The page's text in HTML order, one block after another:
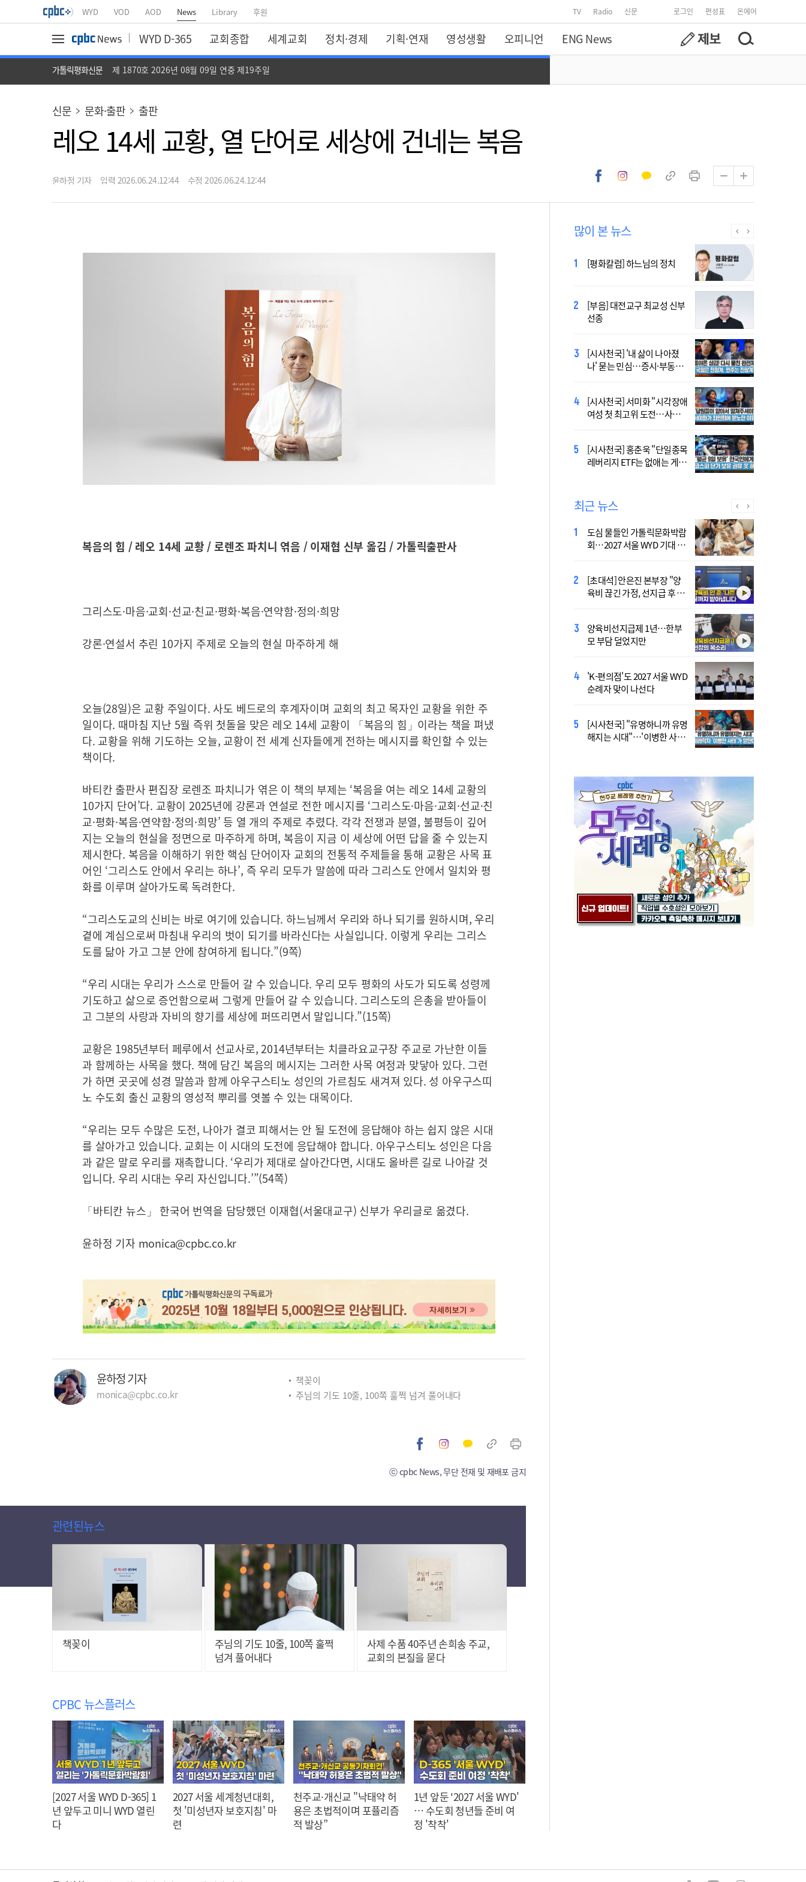
WYD VOD AOD News Library 후원 TV Radio 신문 로그인 편성표 온에어
WYD D-365 교회종합 세계교회 정치·경제 기획·연재 영성생활 오피니언 ENG News
가톨릭평화신문 제 1870호 2026년 08월 09일 연중 제19주일
신문 문화·출판 출판
레오 14세 교황, 열 단어로 세상에 건네는 복음
윤하정 기자 입력 2026.06.24.12:44 수정 2026.06.24.12:44
복음의 힘 / 레오 14세 교황 / 로렌조 파치니 엮음 / 이재협 신부 옮김 / 가톨릭출판사
그리스도·마음·교회·선교·친교·평화·복음·연약함·정의·희망
강론·연설서 추린 10가지 주제로 오늘의 현실 마주하게 해
오늘(28일)은 교황 주일이다. 사도 베드로의 후계자이며 교회의 최고 목자인 교황을 위한 주
일이다. 때마침 지난 5월 즉위 첫돌을 맞은 레오 14세 교황이 「복음의 힘」이라는 책을 펴냈
다. 교황을 위해 기도하는 오늘, 교황이 전 세계 신자들에게 전하는 메시지를 확인할 수 있는
책이다.
바티칸 출판사 편집장 로렌조 파치니가 엮은 이 책의 부제는 ‘복음을 여는 레오 14세 교황의
10가지 단어’다. 교황이 2025년에 강론과 연설로 전한 메시지를 ‘그리스도·마음·교회·선교·친
교·평화·복음·연약함·정의·희망’ 등 열 개의 주제로 추렸다. 각각 전쟁과 분열, 불평등이 깊어
지는 오늘의 현실을 정면으로 마주하게 하며, 복음이 지금 이 세상에 어떤 답을 줄 수 있는지
제시한다. 복음을 이해하기 위한 핵심 단어이자 교회의 전통적 주제들을 통해 교황은 사목 표
어인 ‘그리스도 안에서 우리는 하나’, 즉 우리 모두가 말씀에 따라 그리스도 안에서 일치와 평
화를 이루며 살아가도록 독려한다.
“그리스도교의 신비는 바로 여기에 있습니다. 하느님께서 우리와 하나 되기를 원하시며, 우리
곁에 계심으로써 마침내 우리의 벗이 되기를 바라신다는 사실입니다. 이렇게 우리는 그리스
도를 닮아 가고 그분 안에 참여하게 됩니다.”(9쪽)
“우리 시대는 우리가 스스로 만들어 갈 수 있습니다. 우리 모두 평화의 사도가 되도록 성령께
기도하고 삶으로 증언함으로써 그렇게 만들어 갈 수 있습니다. 그리스도의 은총을 받아들이
고 그분의 사랑과 자비의 향기를 세상에 퍼뜨리면서 말입니다.”(15쪽)
교황은 1985년부터 페루에서 선교사로, 2014년부터는 치클라요교구장 주교로 가난한 이들
과 함께하는 사목을 했다. 책에 담긴 복음의 메시지는 그러한 사목 여정과 맞닿아 있다. 그런
가 하면 곳곳에 성경 말씀과 함께 아우구스티노 성인의 가르침도 새겨져 있다. 성 아우구스띠
노 수도회 출신 교황의 영성적 뿌리를 엿볼 수 있는 대목이다.
“우리는 모두 수많은 도전, 나아가 결코 피해서는 안 될 도전에 응답해야 하는 쉽지 않은 시대
를 살아가고 있습니다. 교회는 이 시대의 도전에 응답해야 합니다. 아우구스티노 성인은 다음
과 같은 말로 우리를 재촉합니다. ‘우리가 제대로 살아간다면, 시대도 올바른 길로 나아갈 것
입니다. 우리 시대는 우리 자신입니다.’”(54쪽)
「바티칸 뉴스」 한국어 번역을 담당했던 이재협(서울대교구) 신부가 우리글로 옮겼다.
윤하정 기자 monica@cpbc.co.kr
윤하정 기자
monica@cpbc.co.kr
책꽂이
주님의 기도 10줄, 100쪽 훌쩍 넘겨 풀어내다
ⓒ cpbc News, 무단 전재 및 재배포 금지
관련된뉴스
책꽂이
주님의 기도 10줄, 100쪽 훌쩍
넘겨 풀어내다
사제 수품 40주년 손희송 주교,
교회의 본질을 묻다
CPBC 뉴스플러스
[2027 서울 WYD D-365] 1
년 앞두고 미니 WYD 열린
다
2027 서울 세계청년대회,
첫 '미성년자 보호지침' 마
련
천주교·개신교 "낙태약 허
용은 초법적이며 포퓰리즘
적 발상”
1년 앞둔 '2027 서울 WYD'
… 수도회 청년들 준비 여
정 '착착'
많이 본 뉴스
[평화칼럼] 하느님의 정치
[부음] 대전교구 최교성 신부
선종
[시사천국] '내 삶이 나아졌
나' 묻는 민심…증시·부동산
[시사천국] 서미화 "시각장애
여성 첫 최고위 도전…사회
[시사천국] 홍춘욱 "단일종목
레버리지 ETF는 없애는 게 맞
2027 서울 WYD 공식 주제가
오늘 공개…한국인 곡 선정
2027 서울 세계청년대회 주
제가 공개…희망의 선율 울
대전신학교 유학 사제, 중국
최연소 주교 됐다
433곡 뚫은 한국 청년의 노
래…2027 서울 WYD 공식 주
[시사천국] 서범수 '돌려차기'
발언 파장…"사석에서도 안
최근 뉴스
도심 물들인 가톨릭문화박람
회…2027 서울 WYD 기대 높
[초대석] 안은진 본부장 "양
육비 끊긴 가정, 선지급 후 아
양육비선지급제 1년…한부
모 부담 덜었지만
'K-편의점'도 2027 서울 WYD
순례자 맞이 나선다
[시사천국] "유명하니까 유명
해지는 시대"…'이병한 사
[시사천국] '주석야청' 논란까
지…민주당 전대 최대 승부
李 "국가폭력 다시는 없어
야"…피해자들에게 첫 직접
'호우 피해' 안동·의성 특별
재난지역 선포…국비 추가
폭염 '뉴 노멀' 시대…"한 단
계 높은 수준의 폭염"
[사제인사] 안동교구, 10일
부